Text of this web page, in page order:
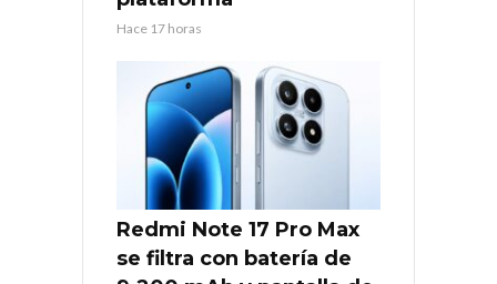
Hace 17 horas
Redmi Note 17 Pro Max
se filtra con batería de